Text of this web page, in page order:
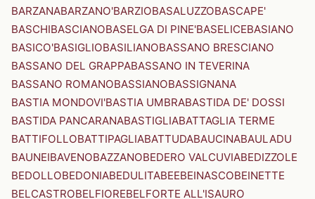
BARZANABARZANO'BARZIOBASALUZZOBASCAPE'
BASCHIBASCIANOBASELGA DI PINE'BASELICEBASIANO
BASICO'BASIGLIOBASILIANOBASSANO BRESCIANO
BASSANO DEL GRAPPABASSANO IN TEVERINA
BASSANO ROMANOBASSIANOBASSIGNANA
BASTIA MONDOVI'BASTIA UMBRABASTIDA DE' DOSSI
BASTIDA PANCARANABASTIGLIABATTAGLIA TERME
BATTIFOLLOBATTIPAGLIABATTUDABAUCINABAULADU
BAUNEIBAVENOBAZZANOBEDERO VALCUVIABEDIZZOLE
BEDOLLOBEDONIABEDULITABEEBEINASCOBEINETTE
BELCASTROBELFIOREBELFORTE ALL'ISAURO